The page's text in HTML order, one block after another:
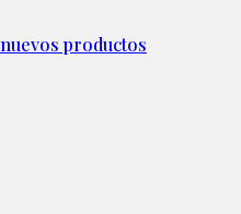
productos